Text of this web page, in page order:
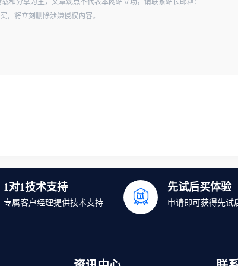
和分享为主，文章观点不代表本网站立场，请联系站长邮箱：
，将立刻删除涉嫌侵权内容。
1对1技术支持
专属客户经理提供技术支持
先试后买体验
申请即可获得先试